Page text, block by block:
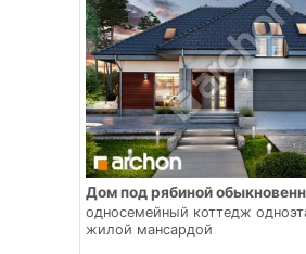
Дом под рябиной
односемейный коттедж
жилой мансардой